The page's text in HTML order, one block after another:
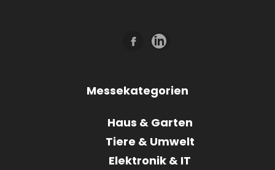
Messekategorien
Haus & Garten
Tiere & Umwelt
Elektronik & IT